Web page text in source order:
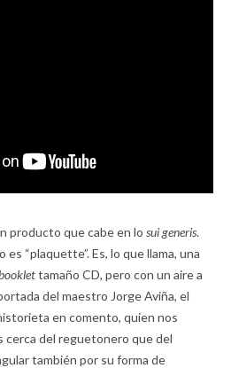
producto que cabe en lo sui generis.
“plaquette”. Es, lo que llama, una
tamaño CD, pero con un aire a
del maestro Jorge Aviña, el
en comento, quien nos
cerca del reguetonero que del
también por su forma de